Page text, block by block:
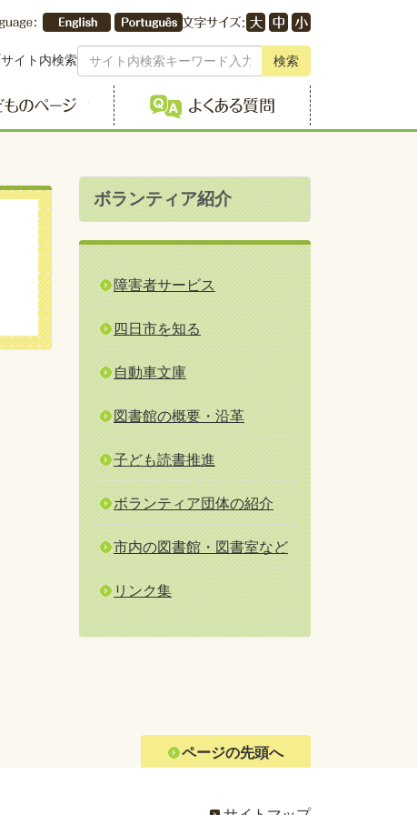
サイト内検索 検索
こどものページ よくある質問
ボランティア紹介
障害者サービス
四日市を知る
自動車文庫
図書館の概要・沿革
子ども読書推進
ボランティア団体の紹介
市内の図書館・図書室など
リンク集
ページの先頭へ